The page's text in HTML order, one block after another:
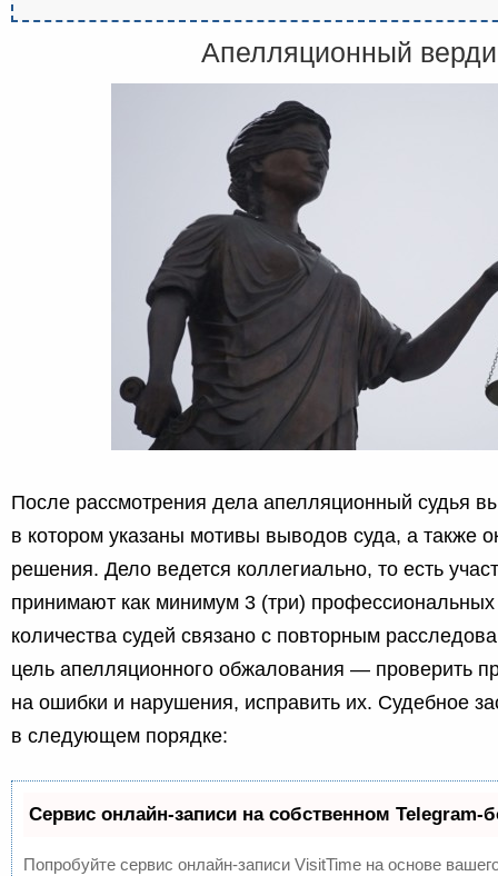
Апелляционный
После рассмотрения дела апелляционный судья
в котором указаны мотивы выводов суда, а также
решения. Дело ведется коллегиально, то есть
принимают как минимум 3 (три) профессиональных
количества судей связано с повторным
цель апелляционного обжалования — проверить
на ошибки и нарушения, исправить их. Судебное
в следующем порядке:
Сервис онлайн-записи на собственном Telegram-
Попробуйте сервис онлайн-записи VisitTime на основе